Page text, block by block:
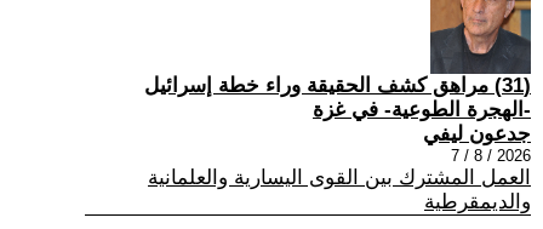
(31) مراهق كشف الحقيقة وراء خطة إسرائيل
-الهجرة الطوعية- في غزة
جدعون ليفي
2026 / 8 / 7
العمل المشترك بين القوى اليسارية والعلمانية
والديمقرطية